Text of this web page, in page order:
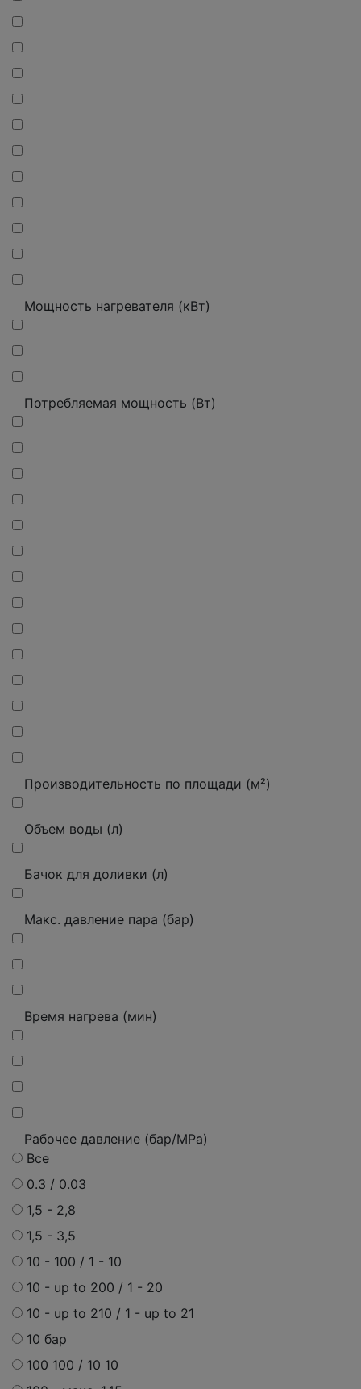
Мощность нагревателя (кВт)
Потребляемая мощность (Вт)
Производительность по площади (м²)
Объем воды (л)
Бачок для доливки (л)
Макс. давление пара (бар)
Время нагрева (мин)
Рабочее давление (бар/MPa)
Все
0.3 / 0.03
1,5 - 2,8
1,5 - 3,5
10 - 100 / 1 - 10
10 - up to 200 / 1 - 20
10 - up to 210 / 1 - up to 21
10 бар
100 100 / 10 10